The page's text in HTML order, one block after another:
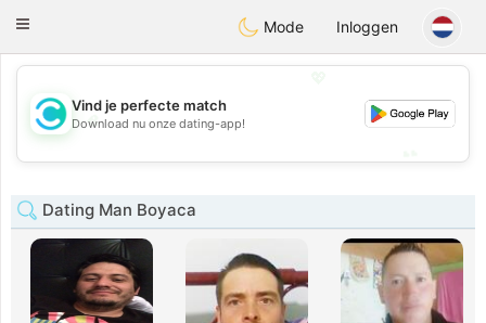
olombiaCitas
Toggle
Mode Inloggen
💖
💕
Vind je perfecte match
Download nu onze dating-app!
Dating Man Boyaca